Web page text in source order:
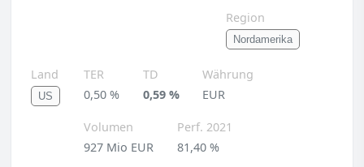
Region
Nordamerika
Land
US
TER
0,50 %
TD
0,59 %
Währung
EUR
Volumen
927 Mio EUR
Perf. 2021
81,40 %